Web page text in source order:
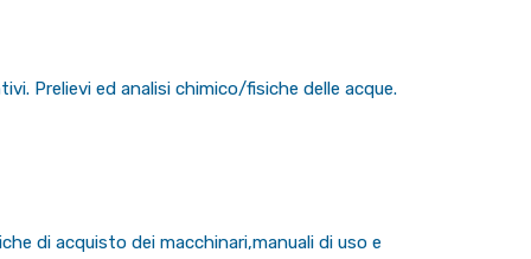
Prelievi ed analisi chimico/fisiche delle acque.
di acquisto dei macchinari,manuali di uso e